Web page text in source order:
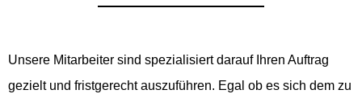
Unsere Mitarbeiter sind spezialisiert darauf Ihren Auftrag
gezielt und fristgerecht auszuführen. Egal ob es sich dem zu